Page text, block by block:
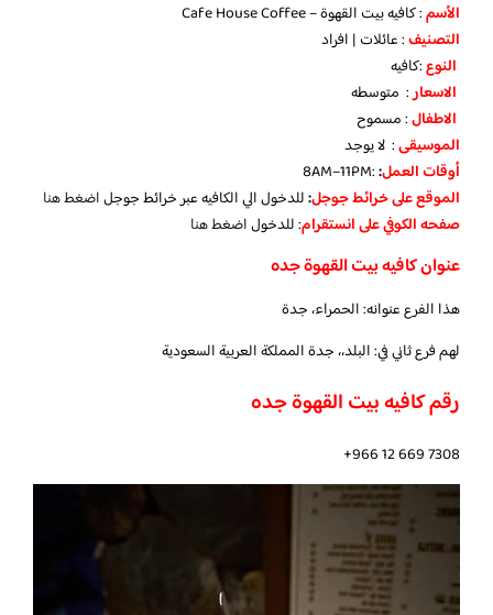
الأسم: كافيه بيت القهوة – Cafe House Coffee
التصنيف: عائلات | افراد
النوع:كافيه
الاسعار: متوسطه
الاطفال: مسموح
الموسيقى: لا يوجد
أوقات العمل:
:8AM–11PM
الموقع على خرائط جوجل:للدخول الي الكافيه عبر خرائط جوجلاضغط هنا
صفحه الكوفي على انستقرام: للدخولاضغط هنا
عنوان كافيه بيت القهوة جده
هذا الفرع عنوانه: الحمراء، جدة
لهم فرع ثاني في: البلد،، جدة المملكة العربية السعودية
رقم كافيه بيت القهوة جده